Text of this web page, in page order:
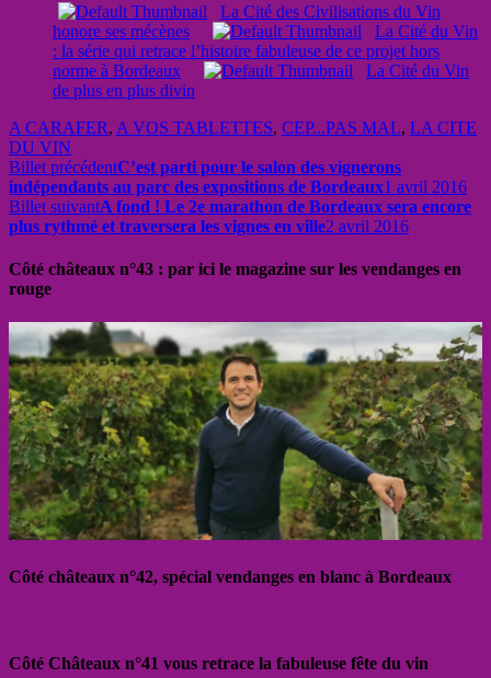
La Cité des Civilisations du Vin
honore ses mécènes
La Cité du Vin
: la série qui retrace l’histoire fabuleuse de ce projet hors
norme à Bordeaux
La Cité du Vin
de plus en plus divin
A CARAFER, A VOS TABLETTES, CEP...PAS MAL, LA CITE
DU VIN
Billet précédentC’est parti pour le salon des vignerons
indépendants au parc des expositions de Bordeaux1 avril 2016
Billet suivantA fond ! Le 2e marathon de Bordeaux sera encore
plus rythmé et traversera les vignes en ville2 avril 2016
Côté châteaux n°43 : par ici le magazine sur les vendanges en
rouge
Côté châteaux n°42, spécial vendanges en blanc à Bordeaux
Côté Châteaux n°41 vous retrace la fabuleuse fête du vin